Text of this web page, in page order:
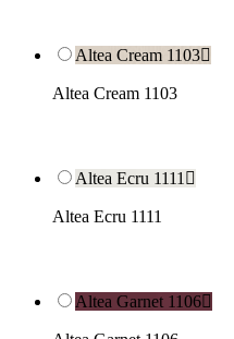
Altea Cream 1103
Altea Cream 1103
Altea Ecru 1111 
Altea Ecru 1111
Altea Garnet 1106